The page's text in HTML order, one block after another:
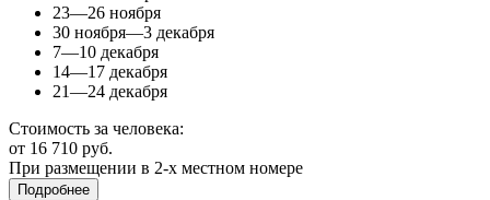
23—26 ноября
30 ноября—3 декабря
7—10 декабря
14—17 декабря
21—24 декабря
Стоимость за человека:
от 16 710 руб.
При размещении в 2-х местном номере
Подробнее